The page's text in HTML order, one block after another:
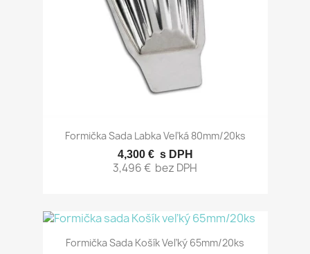
Formička Sada Labka Veľká 80mm/20ks
4,300 € s DPH
3,496 € bez DPH
Formička Sada Košík Veľký 65mm/20ks